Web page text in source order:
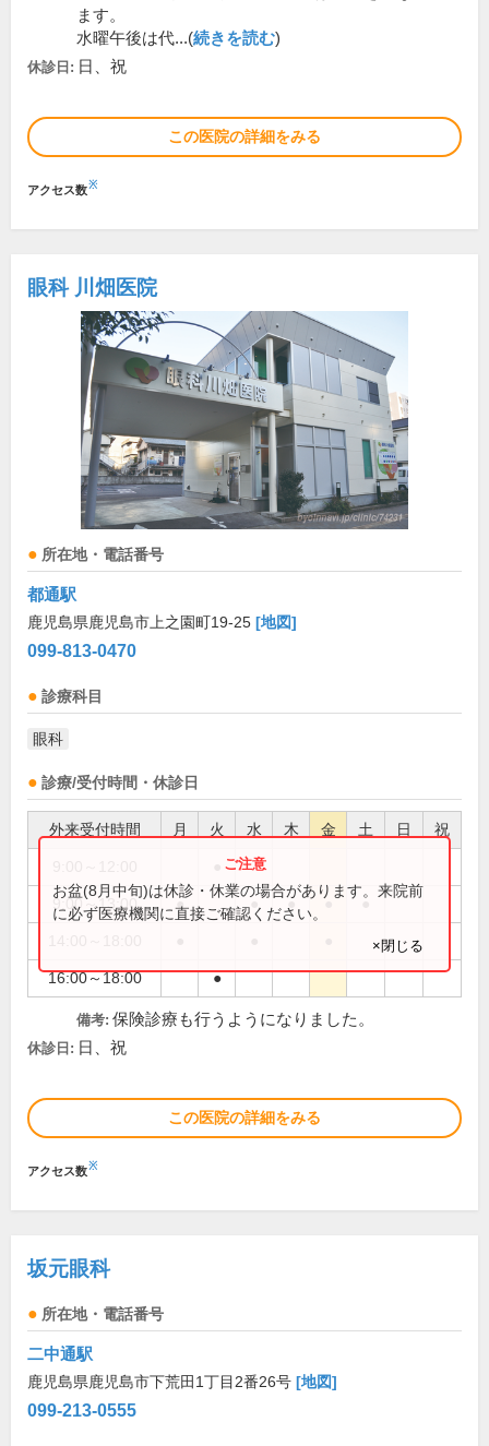
ます。
水曜午後は代...(続きを読む)
休診日: 日、祝
この医院の詳細をみる
アクセス数※
眼科 川畑医院
所在地・電話番号
都通駅
鹿児島県鹿児島市上之園町19-25 [地図]
099-813-0470
診療科目
眼科
診療/受付時間・休診日
外来受付時間 月 火 水 木 金 土 日 祝
9:00～13:00 ● ● ● ● ●
16:00～18:00 ●
お盆(8月中旬)は休診・休業の場合があります。来院前
に必ず医療機関に直接ご確認ください。
×閉じる
備考: 保険診療も行うようになりました。
休診日: 日、祝
この医院の詳細をみる
アクセス数※
坂元眼科
所在地・電話番号
二中通駅
鹿児島県鹿児島市下荒田1丁目2番26号 [地図]
099-213-0555